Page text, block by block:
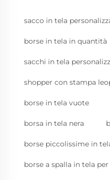
sacco in tela
borse in tela in quantità
sacchi in tela
shopper con stampa
borse in tela vuote
borsa in tela nera
borse piccolissime in
borse a spalla in tela